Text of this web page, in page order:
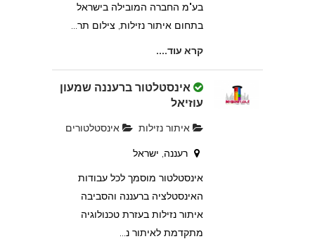
בע"מ החברה המובילה בישראל
בתחום איתור נזילות, צילום תר...
קרא עוד....
אינסטלטור ברעננה שמעון
עוזיאל
איתור נזילות אינסטלטורים
רעננה, ישראל
אינסטלטור מוסמך לכל עבודות
האינסטלציה ברעננה והסביבה
איתור נזילות בעזרת טכנולוגיה
מתקדמת לאיתור נ...
מוצרי אלומיניום רעננה בע"מ